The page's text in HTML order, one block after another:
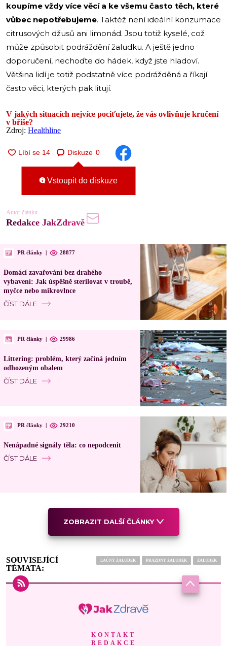
koupíme vždy více věcí a ke všemu často těch, které
vůbec nepotřebujeme. Taktéž není ideální konzumace
citrusových džusů ani limonád. Jsou totiž kyselé, což
může způsobit podráždění žaludku. A ještě jedno
doporučení, nechoďte do hádek, když jste hladoví.
Většina lidí je totiž podstatně více podrážděná a říkají
často věci, kterých pak litují.
V jakých situacích nejvíce pociťujete, že vás ovlivňuje kručení
v břiše?
Zdroj: Healthline
Diskuze 0
Vstoupit do diskuze
Autor článku
Redakce JakZdravě
PR články 28877
Domácí zavařování bez drahého
vybavení: Jak úspěšně sterilovat v troubě,
myčce nebo mikrovlnce
ČÍST DÁLE
PR články 29986
Littering: problém, který začíná jedním
odhozeným obalem
ČÍST DÁLE
PR články 29210
Nenápadné signály těla: co nepodcenit
ČÍST DÁLE
ZOBRAZIT DALŠÍ ČLÁNKY
SOUVISEJÍCÍ
TÉMATA:
LAČNÝ ŽALUDEK PRÁZDNÝ ŽALUDEK ŽALUDEK
KONTAKT
REDAKCE